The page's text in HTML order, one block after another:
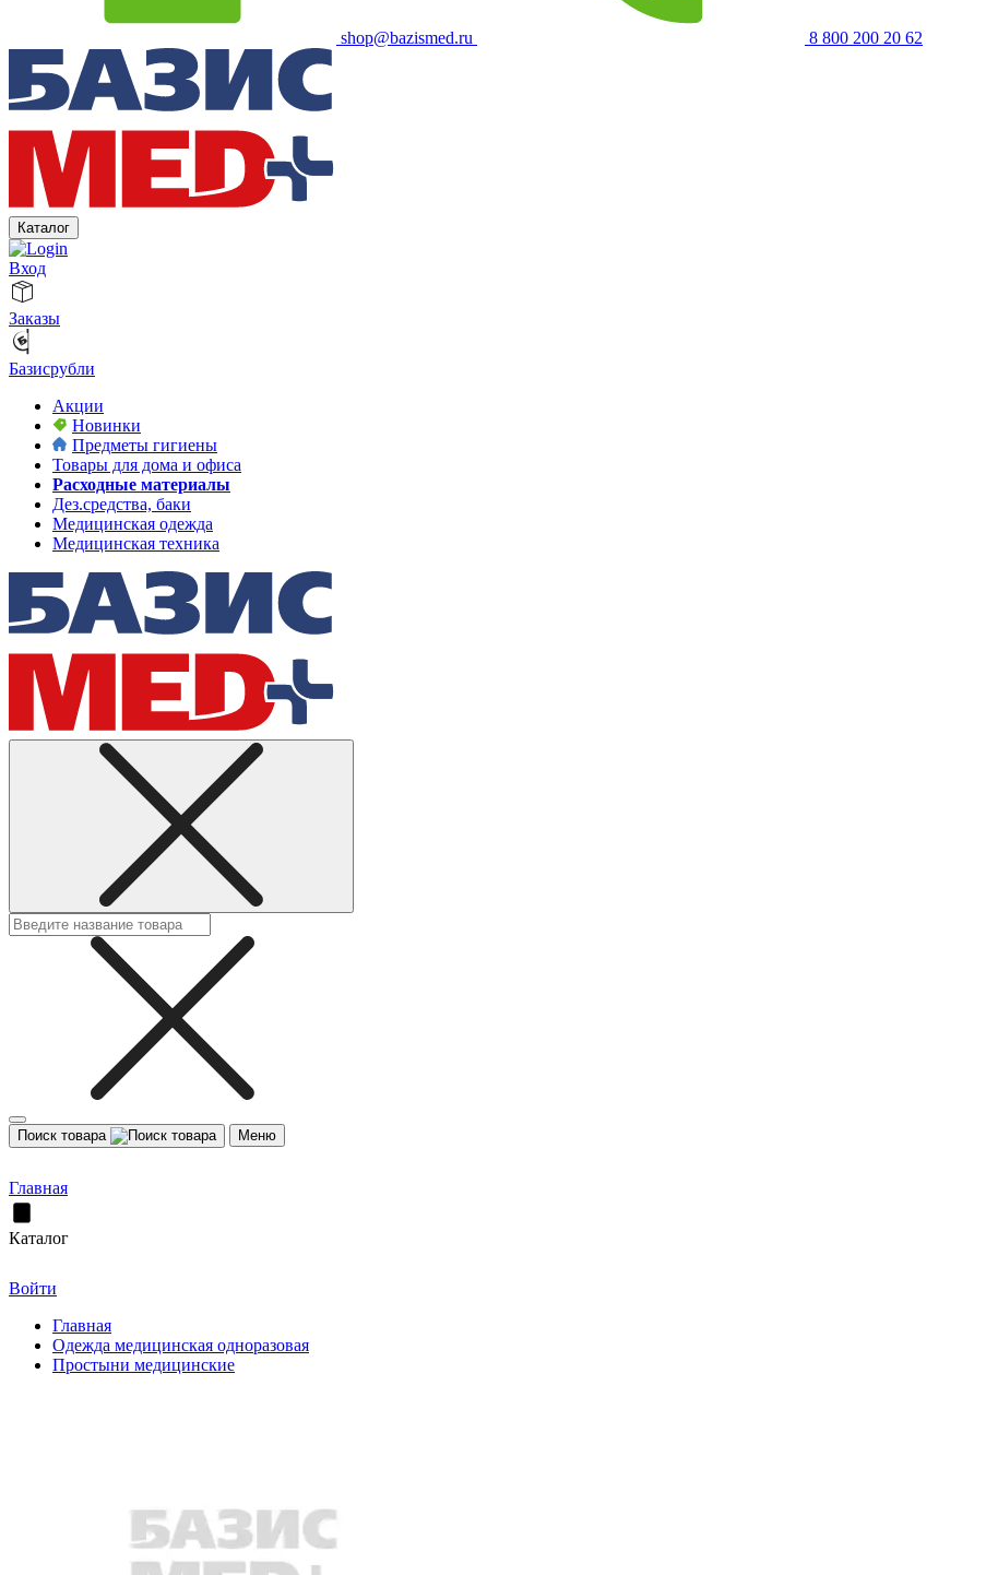
shop@bazismed.ru 8 800 200 20 62
Каталог
Вход
Заказы
Базисрубли
Акции
Новинки
Предметы гигиены
Товары для дома и офиса
Расходные материалы
Дез.средства, баки
Медицинская одежда
Медицинская техника
Поиск товара Меню
Главная
Каталог
Войти
Главная
Одежда медицинская одноразовая
Простыни медицинские